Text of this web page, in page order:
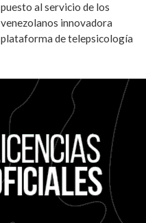
puesto al servicio de los
venezolanos innovadora
plataforma de telepsicología